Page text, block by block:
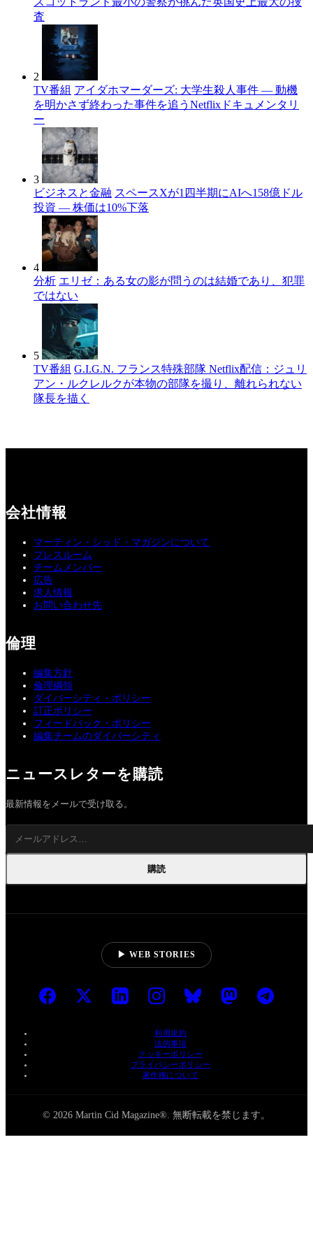
査
2
TV番組 アイダホマーダーズ: 大学生殺人事件 — 動機
を明かさず終わった事件を追うNetflixドキュメンタリ
ー
3
ビジネスと金融 スペースXが1四半期にAIへ158億ドル
投資 — 株価は10%下落
4
分析 エリゼ：ある女の影が問うのは結婚であり、犯罪
ではない
5
TV番組 G.I.G.N. フランス特殊部隊 Netflix配信：ジュリ
アン・ルクレルクが本物の部隊を撮り、離れられない
隊長を描く
会社情報
マーティン・シッド・マガジンについて
プレスルーム
チームメンバー
広告
求人情報
お問い合わせ先
倫理
編集方針
倫理綱領
ダイバーシティ・ポリシー
訂正ポリシー
フィードバック・ポリシー
編集チームのダイバーシティ
ニュースレターを購読
最新情報をメールで受け取る。
購読
▶ WEB STORIES
利用規約
法的事項
クッキーポリシー
プライバシーポリシー
著作権について
© 2026 Martin Cid Magazine®. 無断転載を禁じます。